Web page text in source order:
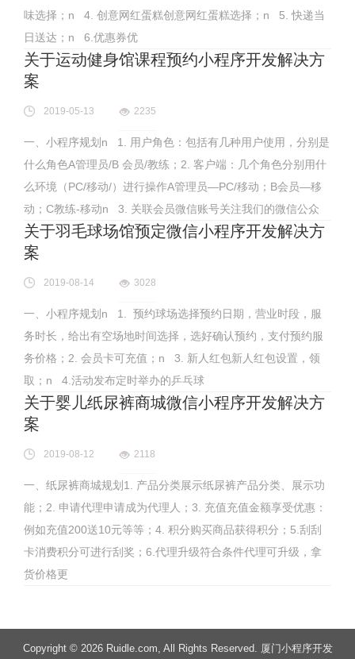
味选择；n 4. 创意网红蛋糕创意网红蛋糕选择；n 5. 快递当
日送达；n 6.优惠券优
关于运动健身馆课程预约小程序开发解决方
案
2019-05-13 2235
一、小程序规划n 1. 用户角色：包括有几种用户使用，分别是
什么角色A管理员/B 会员/教练；2. 客户端：几个角色分别用什
么环境（PC/移动/）进行操作A管理员—PC/移动；B会员—移
动；C教练-移动n 3. 关联会员微信账号关注我们的微信公众
关于羽毛球场馆预定微信小程序开发解决方
案
2019-08-14 3028
一、小程序规划n 1. 预约球场选择预约日期，营业时段，服
务时长，给出有空场地时间选择，选好确认预约，支付预约服
务价格；2. 会员卡可充值；n 3. 新人红包新人红包设置，领
取；n 4.活动发布定时举办的乒乓球
关于婴儿纸尿裤商城微信小程序开发解决方
案
2019-08-12 2118
一、纸尿裤商城规划1. 产品分类展示纸尿裤产品分类、展示功
能；2. 申请代理申请成为代理人；3. 充值充值金额享受优惠：
例如充值200送10元等等；4. 积分购买商品获得积分；5.刮刮
卡消费积分可进行刮奖；6.代理升级符合条件代理可升级，拿
货价格更
Copyright © 2026 Ruidle.com , All Rights Reserved. 厦门小程序开发